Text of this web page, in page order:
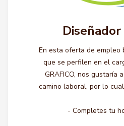
En esta oferta de empleo
que se perfilen en el
GRAFICO, nos gustaría
camino laboral, por lo
- Completes tu